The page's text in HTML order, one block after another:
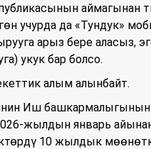
аймагынан
учурда да «Тундук»
арыз бере аласыз,
укук бар болсо.
алым алынбайт.
Иш
жылдын январь
10 жылдык